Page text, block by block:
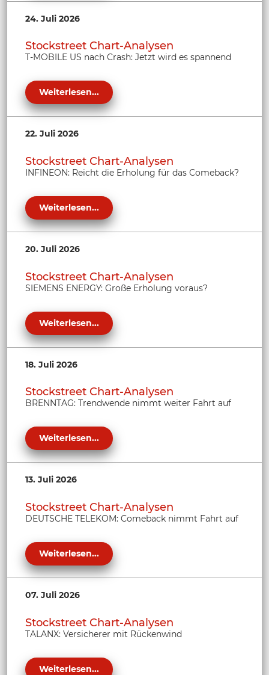
24. Juli 2026
Stockstreet Chart-Analysen
T-MOBILE US nach Crash: Jetzt wird es spannend
Weiterlesen...
22. Juli 2026
Stockstreet Chart-Analysen
INFINEON: Reicht die Erholung für das Comeback?
Weiterlesen...
20. Juli 2026
Stockstreet Chart-Analysen
SIEMENS ENERGY: Große Erholung voraus?
Weiterlesen...
18. Juli 2026
Stockstreet Chart-Analysen
BRENNTAG: Trendwende nimmt weiter Fahrt auf
Weiterlesen...
13. Juli 2026
Stockstreet Chart-Analysen
DEUTSCHE TELEKOM: Comeback nimmt Fahrt auf
Weiterlesen...
07. Juli 2026
Stockstreet Chart-Analysen
TALANX: Versicherer mit Rückenwind
Weiterlesen...